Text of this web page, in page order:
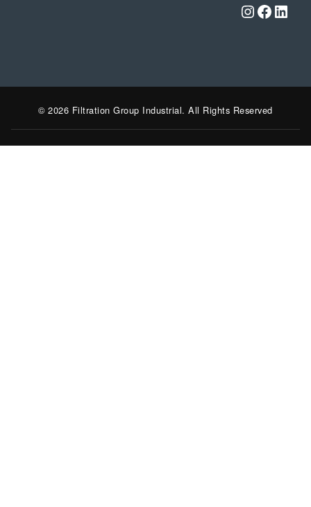
© 2026 Filtration Group Industrial. All Rights Reserved